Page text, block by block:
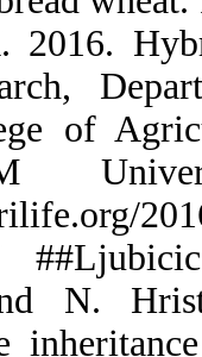
AgriLife
Sciences,
Texas
https://
time-
involved in